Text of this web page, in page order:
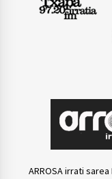
ARROSA irrati